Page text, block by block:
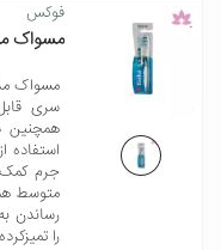
فوکس
مسواک
مسواک
سری
همچنین
استفاده
جرم
متوسط
رساندن
را